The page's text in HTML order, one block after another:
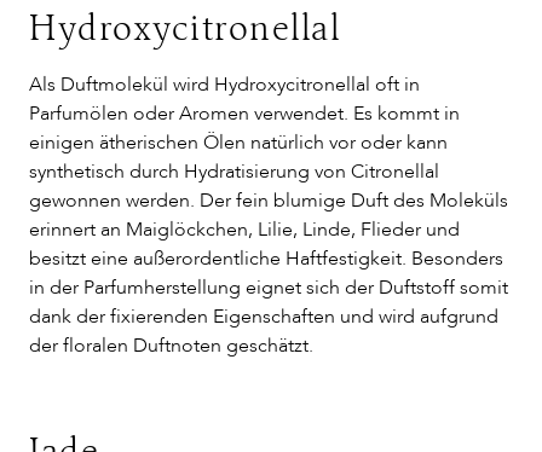
Hydroxycitronellal
Als Duftmolekül wird Hydroxycitronellal oft in
Parfumölen oder Aromen verwendet. Es kommt in
einigen ätherischen Ölen natürlich vor oder kann
synthetisch durch Hydratisierung von Citronellal
gewonnen werden. Der fein blumige Duft des Moleküls
erinnert an Maiglöckchen, Lilie, Linde, Flieder und
besitzt eine außerordentliche Haftfestigkeit. Besonders
in der Parfumherstellung eignet sich der Duftstoff somit
dank der fixierenden Eigenschaften und wird aufgrund
der floralen Duftnoten geschätzt.